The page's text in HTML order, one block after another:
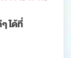
ได้ที่